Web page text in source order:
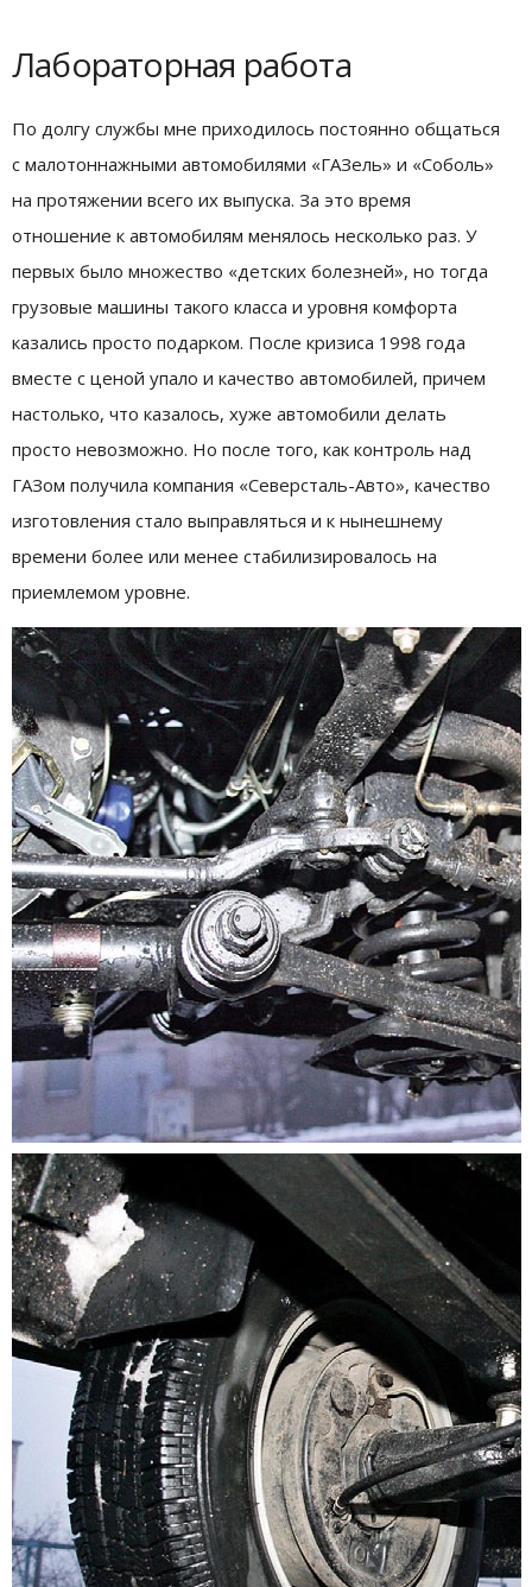
Лабораторная работа
По долгу службы мне приходилось постоянно общаться
с малотоннажными автомобилями «ГАЗель» и «Соболь»
на протяжении всего их выпуска. За это время
отношение к автомобилям менялось несколько раз. У
первых было множество «детских болезней», но тогда
грузовые машины такого класса и уровня комфорта
казались просто подарком. После кризиса 1998 года
вместе с ценой упало и качество автомобилей, причем
настолько, что казалось, хуже автомобили делать
просто невозможно. Но после того, как контроль над
ГАЗом получила компания «Северсталь-Авто», качество
изготовления стало выправляться и к нынешнему
времени более или менее стабилизировалось на
приемлемом уровне.